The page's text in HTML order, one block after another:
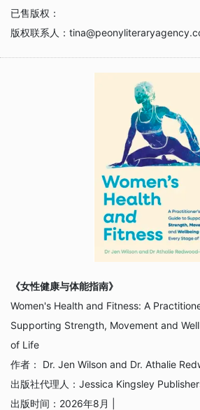
已售版权：
版权联系人：
《女性健康与体能指南》
Women's Health and Fitness: A
Supporting Strength, Movement and
of Life
作者：
Dr. Jen Wilson and Dr. Athalie
出版社代理人： Jessica Kingsley
出版时间： 2026年8月 |